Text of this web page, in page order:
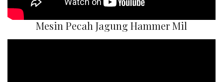
Mesin Pecah Jagung Hammer Mil